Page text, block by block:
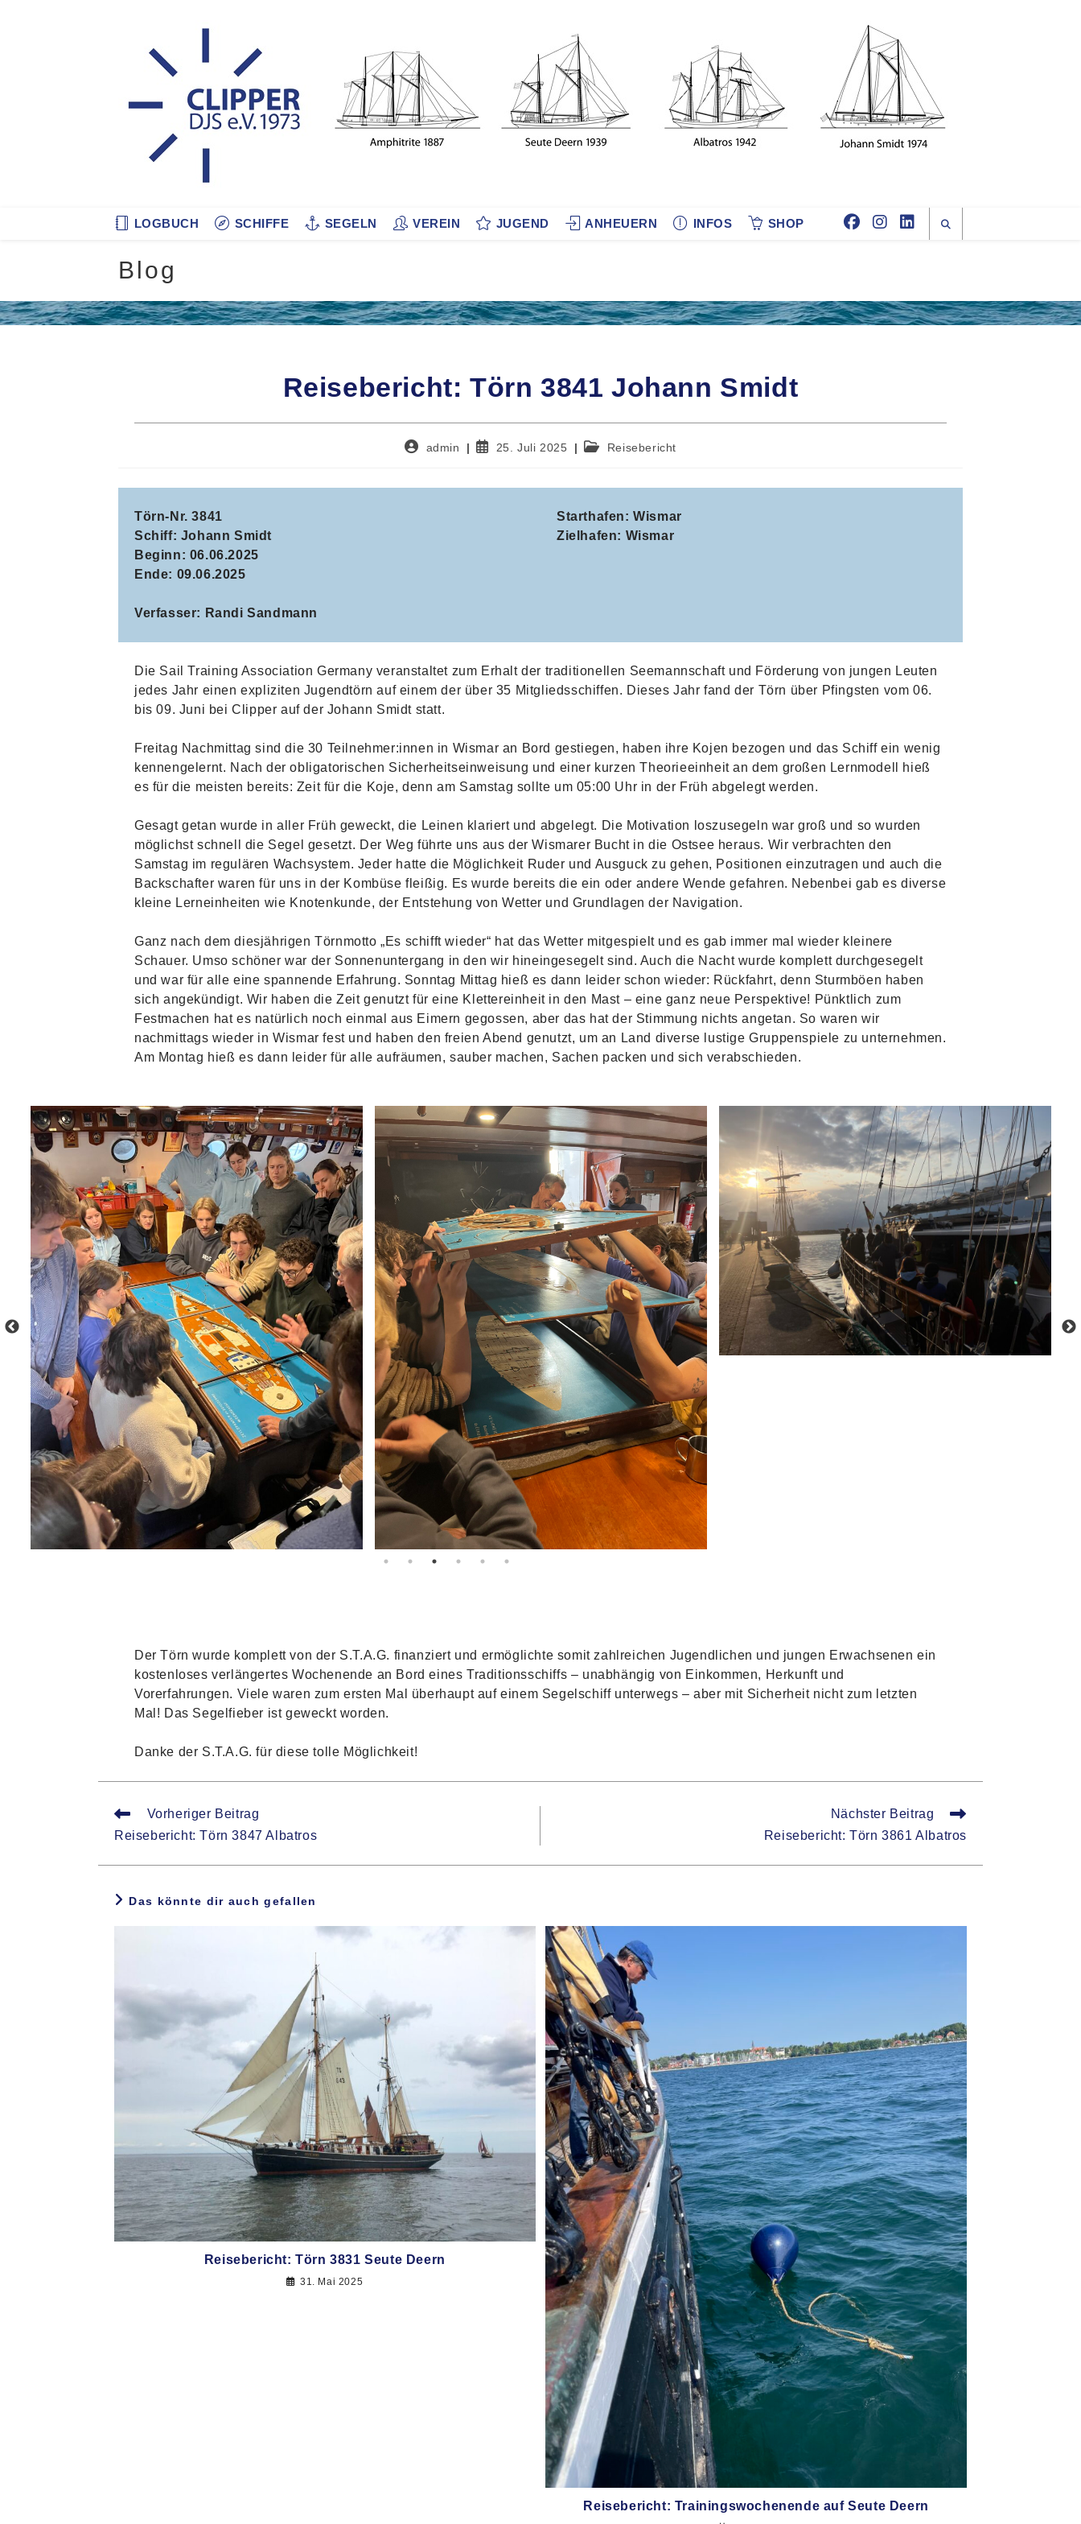
LOGBUCH SCHIFFE SEGELN VEREIN JUGEND ANHEUERN INFOS SHOP
Blog
Reisebericht: Törn 3841 Johann Smidt
Beitrags-
admin
Beitrag25. Juli 2025
Beitrags-Reisebericht
Törn-Nr. 3841
Schiff: Johann Smidt
Beginn: 06.06.2025
Ende: 09.06.2025
Verfasser: Randi Sandmann
Starthafen: Wismar
Zielhafen: Wismar
Die Sail Training Association Germany veranstaltet zum Erhalt der traditionellen Seemannschaft und Förderung von jungen Leuten
jedes Jahr einen expliziten Jugendtörn auf einem der über 35 Mitgliedsschiffen. Dieses Jahr fand der Törn über Pfingsten vom 06.
bis 09. Juni bei Clipper auf der Johann Smidt statt.
Freitag Nachmittag sind die 30 Teilnehmer:innen in Wismar an Bord gestiegen, haben ihre Kojen bezogen und das Schiff ein wenig
kennengelernt. Nach der obligatorischen Sicherheitseinweisung und einer kurzen Theorieeinheit an dem großen Lernmodell hieß
es für die meisten bereits: Zeit für die Koje, denn am Samstag sollte um 05:00 Uhr in der Früh abgelegt werden.
Gesagt getan wurde in aller Früh geweckt, die Leinen klariert und abgelegt. Die Motivation loszusegeln war groß und so wurden
möglichst schnell die Segel gesetzt. Der Weg führte uns aus der Wismarer Bucht in die Ostsee heraus. Wir verbrachten den
Samstag im regulären Wachsystem. Jeder hatte die Möglichkeit Ruder und Ausguck zu gehen, Positionen einzutragen und auch die
Backschafter waren für uns in der Kombüse fleißig. Es wurde bereits die ein oder andere Wende gefahren. Nebenbei gab es diverse
kleine Lerneinheiten wie Knotenkunde, der Entstehung von Wetter und Grundlagen der Navigation.
Ganz nach dem diesjährigen Törnmotto „Es schifft wieder“ hat das Wetter mitgespielt und es gab immer mal wieder kleinere
Schauer. Umso schöner war der Sonnenuntergang in den wir hineingesegelt sind. Auch die Nacht wurde komplett durchgesegelt
und war für alle eine spannende Erfahrung. Sonntag Mittag hieß es dann leider schon wieder: Rückfahrt, denn Sturmböen haben
sich angekündigt. Wir haben die Zeit genutzt für eine Klettereinheit in den Mast – eine ganz neue Perspektive! Pünktlich zum
Festmachen hat es natürlich noch einmal aus Eimern gegossen, aber das hat der Stimmung nichts angetan. So waren wir
nachmittags wieder in Wismar fest und haben den freien Abend genutzt, um an Land diverse lustige Gruppenspiele zu unternehmen.
Am Montag hieß es dann leider für alle aufräumen, sauber machen, Sachen packen und sich verabschieden.
Der Törn wurde komplett von der S.T.A.G. finanziert und ermöglichte somit zahlreichen Jugendlichen und jungen Erwachsenen ein
kostenloses verlängertes Wochenende an Bord eines Traditionsschiffs – unabhängig von Einkommen, Herkunft und
Vorerfahrungen. Viele waren zum ersten Mal überhaupt auf einem Segelschiff unterwegs – aber mit Sicherheit nicht zum letzten
Mal! Das Segelfieber ist geweckt worden.
Danke der S.T.A.G. für diese tolle Möglichkeit!
Weitere
Artikel
ansehen
Vorheriger Beitrag
Reisebericht: Törn 3847 Albatros
Nächster Beitrag
Reisebericht: Törn 3861 Albatros
Das könnte dir auch gefallen
Reisebericht: Törn 3831 Seute Deern
31. Mai 2025
Reisebericht: Trainingswochenende auf Seute Deern